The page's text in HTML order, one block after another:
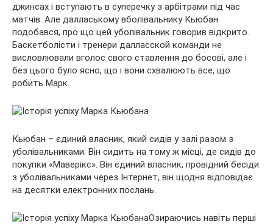
джинсах і вступають в суперечку з арбітрами під час
матчів. Але даллаському вболівальнику Кьюбан
подобався, про що цей уболівальник говорив відкрито.
Баскетболісти і тренери далласской команди не
висловлювали вголос свого ставлення до босові, але і
без цього було ясно, що і вони схвалюють все, що
робить Марк.
Кьюбан – єдиний власник, який сидів у залі разом з
уболівальниками. Він сидить на тому ж місці, де сидів до
покупки «Маверікс». Він єдиний власник, провідний бесіди
з уболівальниками через Інтернет, він щодня відповідає
на десятки електронних послань.
Озираючись навіть перші